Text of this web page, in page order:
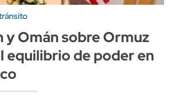
y Omán sobre Ormuz
equilibrio de poder en